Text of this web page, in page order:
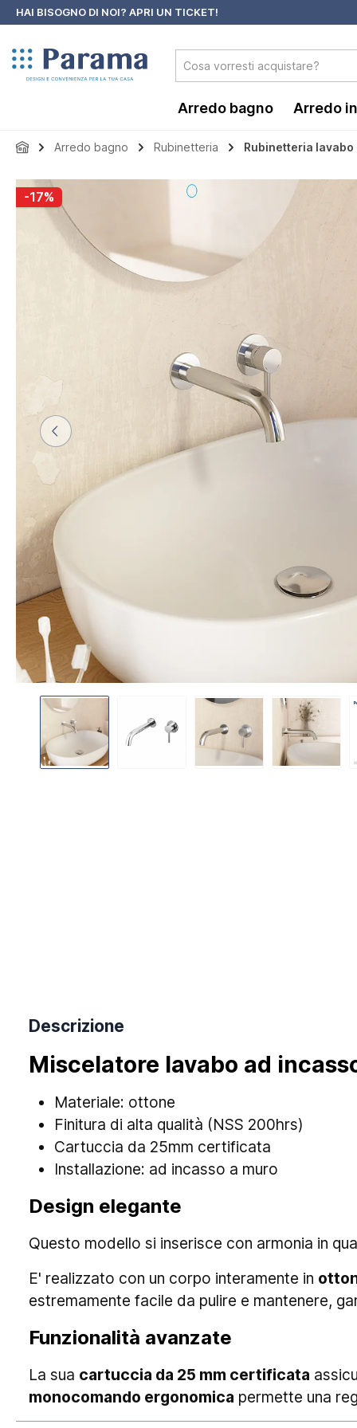
Passa alla navigazione principale
HAI BISOGNO DI NOI? APRI UN TICKET!
Arredo bagno Arredo
Arredo bagno Rubinetteria Rubinetteria lavabo
Salta la galleria di immagini
-17%
Descrizione
Miscelatore lavabo ad
Materiale: ottone
Finitura di alta qualità (NSS 200hrs)
Cartuccia da 25mm certificata
Installazione: ad incasso a muro
Design elegante
Questo modello si inserisce con armonia in
E' realizzato con un corpo interamente in
estremamente facile da pulire e mantenere,
Funzionalità avanzate
La sua cartuccia da 25 mm certificata
monocomando ergonomica permette una